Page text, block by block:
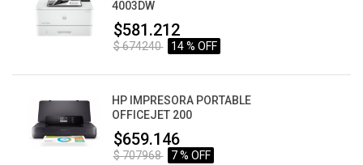
4003DW
$581.212
$ 674240 14 % OFF
HP IMPRESORA PORTABLE
OFFICEJET 200
$659.146
$ 707968 7 % OFF